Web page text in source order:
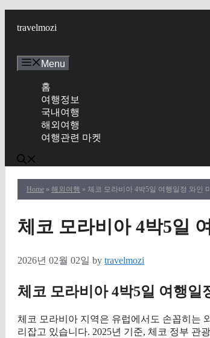
travelmozi
Menu
홈
여행정보
국내여행
해외여행
여행관련 마켓
Home » 해외여행 » 체코 모라비아 4박5일 여행일정 와인
체코 모라비아 4박5일
2026년 02월 02일 by travelmozi
체코 모라비아 4박5일 여행일
체코 모라비아 지역은 유럽에서도 손꼽히는
리잡고 있습니다. 2025년 기준, 체코 정부 관